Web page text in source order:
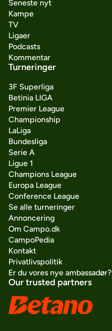
Seneste nyt
Kampe
TV
Ligaer
Podcasts
Kommentar
Turneringer
3F Superliga
Betinia LIGA
Premier League
Championship
LaLiga
Bundesliga
Serie A
Ligue 1
Champions League
Europa League
Conference League
Se alle turneringer
Annoncering
Om Campo.dk
CampoPedia
Kontakt
Privatlivspolitik
Er du vores nye ambassadør?
Our trusted partners